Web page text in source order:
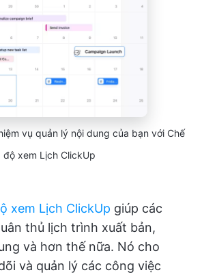
vụ quản lý nội dung của bạn với Chế
độ xem Lịch ClickUp
xem Lịch ClickUp giúp các
thủ lịch trình xuất bản,
và hơn thế nữa. Nó cho
và quản lý các công việc